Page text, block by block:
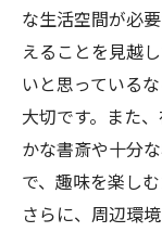
な生活空間が必
えることを見越
いと思っている
大切です。また
かな書斎や十分
で、趣味を楽し
さらに、周辺環